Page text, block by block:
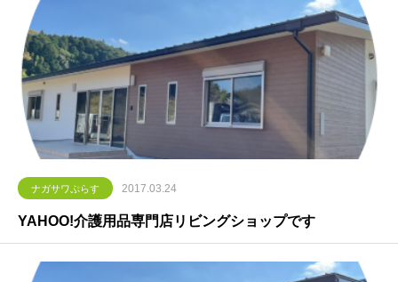
ナガサワぷらす 2017.03.24
YAHOO!介護用品専門店リビングショップです